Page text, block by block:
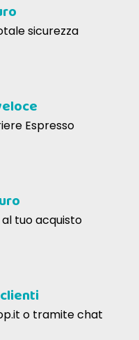
sicurezza
Espresso
tuo acquisto
o tramite chat